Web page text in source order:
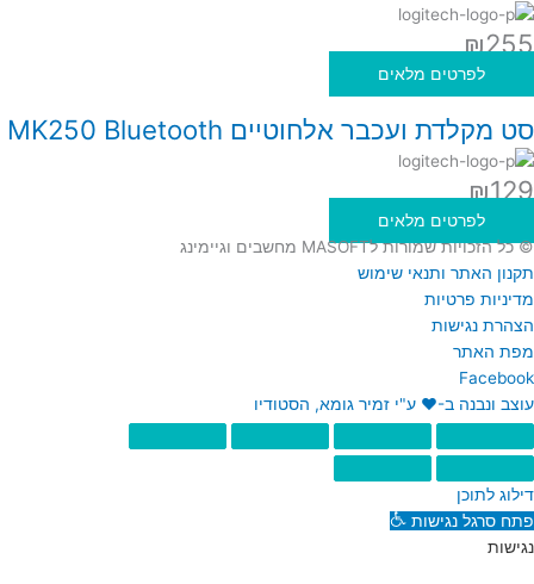
₪255
לפרטים מלאים
סט מקלדת ועכבר אלחוטיים MK250 Bluetooth
₪129
לפרטים מלאים
© כל הזכויות שמורות לMASOFT מחשבים וגיימינג
תקנון האתר ותנאי שימוש
מדיניות פרטיות
הצהרת נגישות
מפת האתר
Facebook
עוצב ונבנה ב-♥︎ ע"י זמיר גומא, הסטודיו
דילוג לתוכן
פתח סרגל נגישות
נגישות